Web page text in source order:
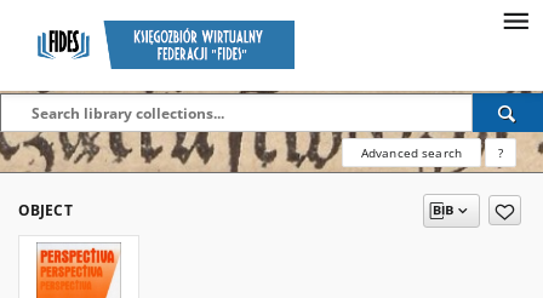
Advanced search ?
OBJECT